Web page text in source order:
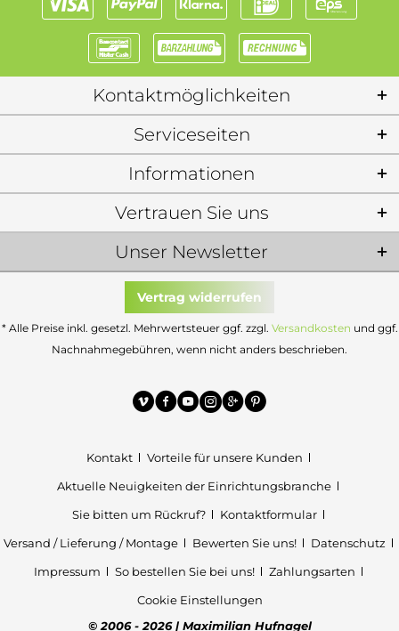
Kontaktmöglichkeiten
Serviceseiten
Informationen
Unser Newsletter
Vertrauen Sie uns
Vertrag widerrufen
* Alle Preise inkl. gesetzl. Mehrwertsteuer ggf. zzgl. Versandkosten und ggf.
Nachnahmegebühren, wenn nicht anders beschrieben.
Kontakt
Vorteile für unsere Kunden
Aktuelle Neuigkeiten der Einrichtungsbranche
Sie bitten um Rückruf?
Kontaktformular
Versand / Lieferung / Montage
Bewerten Sie uns!
Datenschutz
Impressum
So bestellen Sie bei uns!
Zahlungsarten
Cookie Einstellungen
© 2006 - 2026 | Maximilian Hufnagel